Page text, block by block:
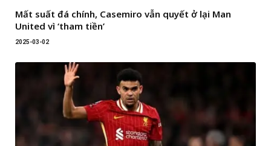
Mất suất đá chính, Casemiro vẫn quyết ở lại Man
United vì ‘tham tiền’
2025-03-02